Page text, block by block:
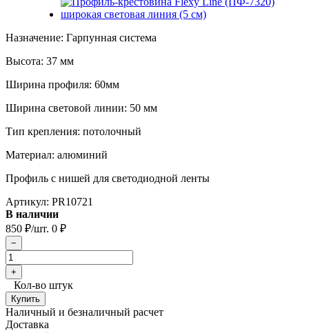
Назначение: Гарпунная система
Высота: 37 мм
Ширина профиля: 60мм
Ширина световой линии: 50 мм
Тип крепления: потолочный
Материал: алюминий
Профиль с нишей для светодиодной ленты
Артикул: PR10721
В наличии
850 ₽/шт. 0 ₽
Кол-во штук
Наличный и безналичный расчет
Доставка